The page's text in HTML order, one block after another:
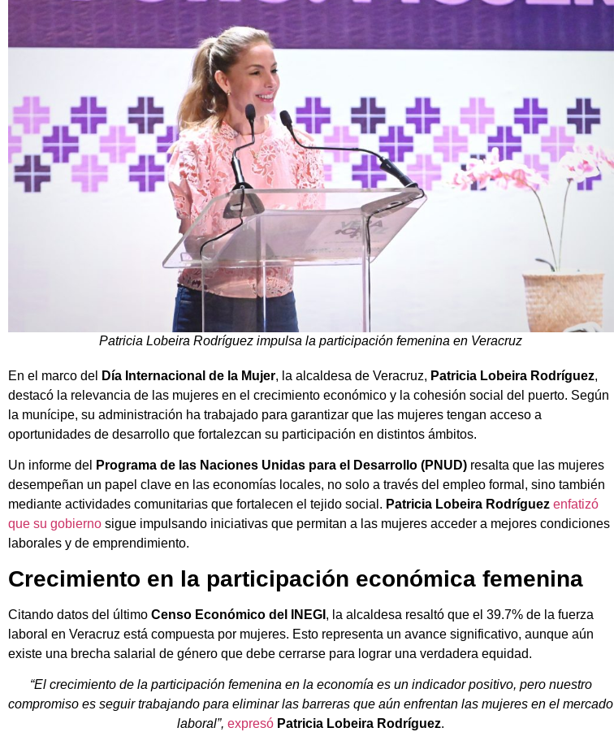
Patricia Lobeira Rodríguez impulsa la participación femenina en Veracruz
En el marco del Día Internacional de la Mujer, la alcaldesa de Veracruz, Patricia Lobeira Rodríguez,
destacó la relevancia de las mujeres en el crecimiento económico y la cohesión social del puerto. Según
la munícipe, su administración ha trabajado para garantizar que las mujeres tengan acceso a
oportunidades de desarrollo que fortalezcan su participación en distintos ámbitos.
Un informe del Programa de las Naciones Unidas para el Desarrollo (PNUD) resalta que las mujeres
desempeñan un papel clave en las economías locales, no solo a través del empleo formal, sino también
mediante actividades comunitarias que fortalecen el tejido social. Patricia Lobeira Rodríguez enfatizó
que su gobierno sigue impulsando iniciativas que permitan a las mujeres acceder a mejores condiciones
laborales y de emprendimiento.
Crecimiento en la participación económica femenina
Citando datos del último Censo Económico del INEGI , la alcaldesa resaltó que el 39.7% de la fuerza
laboral en Veracruz está compuesta por mujeres. Esto representa un avance significativo, aunque aún
existe una brecha salarial de género que debe cerrarse para lograr una verdadera equidad.
“El crecimiento de la participación femenina en la economía es un indicador positivo, pero nuestro
compromiso es seguir trabajando para eliminar las barreras que aún enfrentan las mujeres en el mercado
laboral”, expresó Patricia Lobeira Rodríguez.